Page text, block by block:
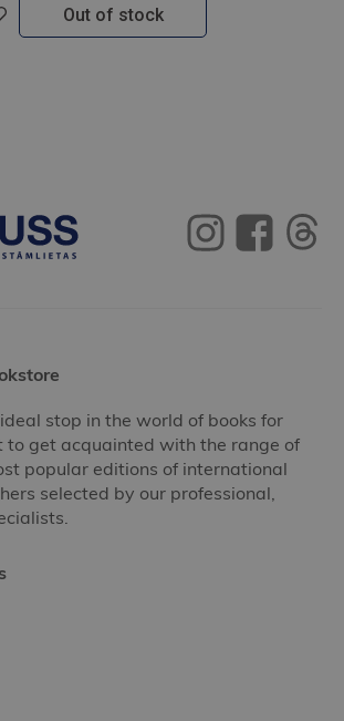
Out of stock
stop in the world of books for
to get acquainted with the range of
popular editions of international
selected by our professional,